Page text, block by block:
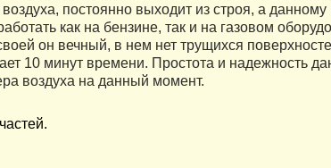
постоянно выходит из строя, а
как на бензине, так и на газовом
он вечный, в нем нет трущихся
10 минут времени. Простота и надежность
воздуха на данный момент.